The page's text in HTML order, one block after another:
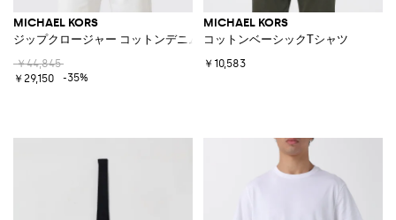
MICHAEL KORS
ジップクロージャー コットンデニムジャケット
￥44,845
￥29,150
-35%
MICHAEL KORS
コットンベーシックTシャツ
￥10,583